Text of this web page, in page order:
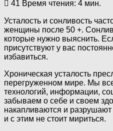
41 Время чтения: 4 мин.
Усталость и сонливость
женщины после 50 +.
которые нужно выяснить.
присутствуют у вас
избавиться.
Хроническая усталость
перегруженном мире. Мы
технологий, информации,
забываем о себе и своем
накапливаются и
и с этим не стоит мириться.